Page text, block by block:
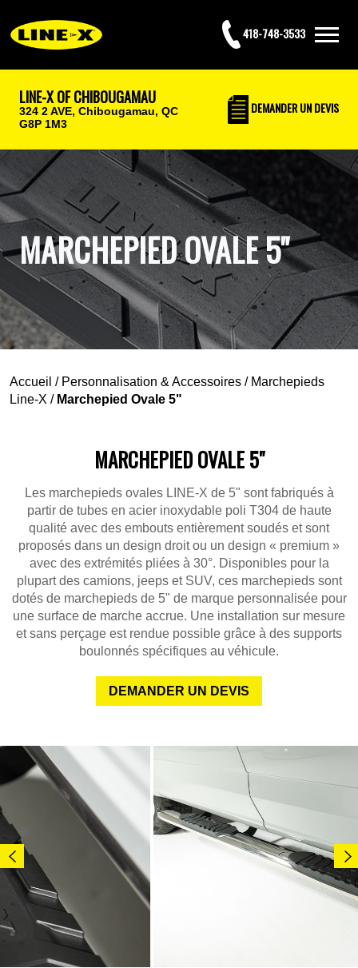
418-748-3533
LINE-X OF CHIBOUGAMAU
324 2 AVE, Chibougamau, QC
G8P 1M3
DEMANDER UN DEVIS
MARCHEPIED OVALE 5"
Accueil / Personnalisation & Accessoires / Marchepieds
Line-X / Marchepied Ovale 5"
MARCHEPIED OVALE 5"
Les marchepieds ovales LINE-X de 5" sont fabriqués à
partir de tubes en acier inoxydable poli T304 de haute
qualité avec des embouts entièrement soudés et sont
proposés dans un design droit ou un design « premium »
avec des extrémités pliées à 30°. Disponibles pour la
plupart des camions, jeeps et SUV, ces marchepieds sont
dotés de marchepieds de 5" de marque personnalisée pour
une surface de marche accrue. Une installation sur mesure
et sans perçage est rendue possible grâce à des supports
boulonnés spécifiques au véhicule.
DEMANDER UN DEVIS